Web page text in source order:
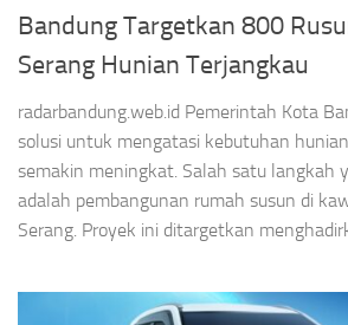
Bandung Targetkan 800
Serang Hunian Terjangkau
radarbandung.web.id Pemerintah Kota
solusi untuk mengatasi kebutuhan
semakin meningkat. Salah satu langkah
adalah pembangunan rumah susun di
Serang. Proyek ini ditargetkan